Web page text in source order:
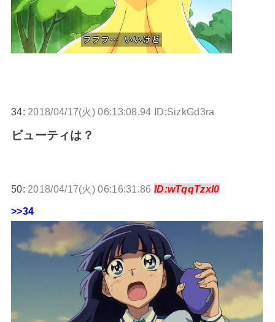
34: 2018/04/17(火) 06:13:08.94 ID:SizkGd3ra
ビューティは？
50: 2018/04/17(火) 06:16:31.86 ID:wTqqTzxl0
>>34